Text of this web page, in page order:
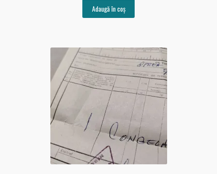
Adaugă în coș